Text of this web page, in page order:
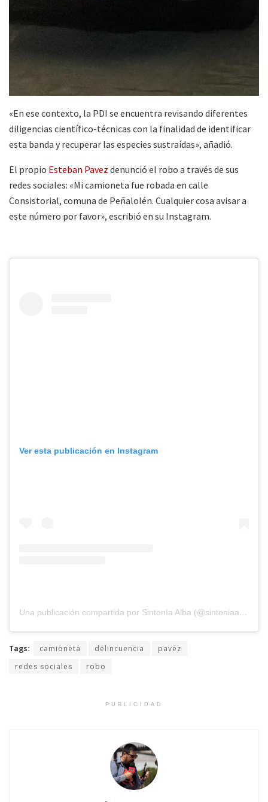
«En ese contexto, la PDI se encuentra revisando diferentes
diligencias científico-técnicas con la finalidad de identificar
esta banda y recuperar las especies sustraídas», añadió.
El propio Esteban Pavez denunció el robo a través de sus
redes sociales: «Mi camioneta fue robada en calle
Consistorial, comuna de Peñalolén. Cualquier cosa avisar a
este número por favor», escribió en su Instagram.
Ver esta publicación en Instagram
Una publicación compartida por Sintonía Alba (@sintoniaalbaradio)
Tags: camioneta delincuencia
pavez
redes sociales
robo
PUBLICIDAD